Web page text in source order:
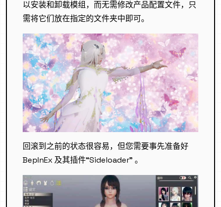
以安装和卸载模组，而无需修改产品配置文件，只
需将它们放在指定的文件夹中即可。
回滚到之前的状态很容易，但您需要事先准备好
BepInEx 及其插件“Sideloader” 。